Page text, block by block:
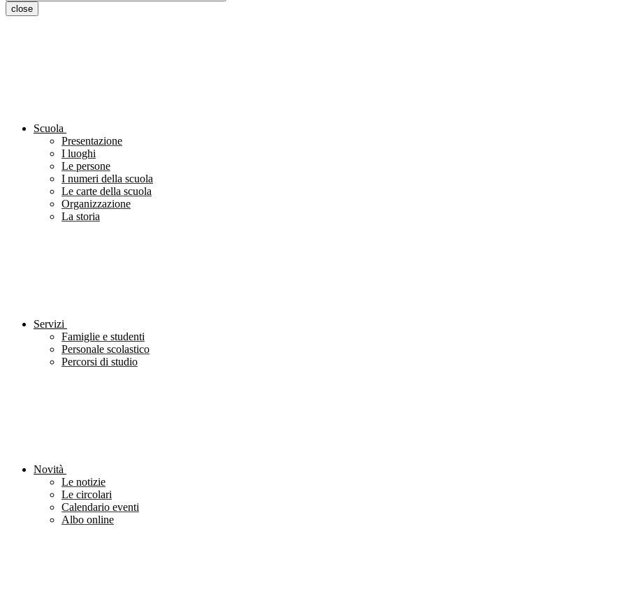
close
Scuola
Presentazione
I luoghi
Le persone
I numeri della scuola
Le carte della scuola
Organizzazione
La storia
Servizi
Famiglie e studenti
Personale scolastico
Percorsi di studio
Novità
Le notizie
Le circolari
Calendario eventi
Albo online